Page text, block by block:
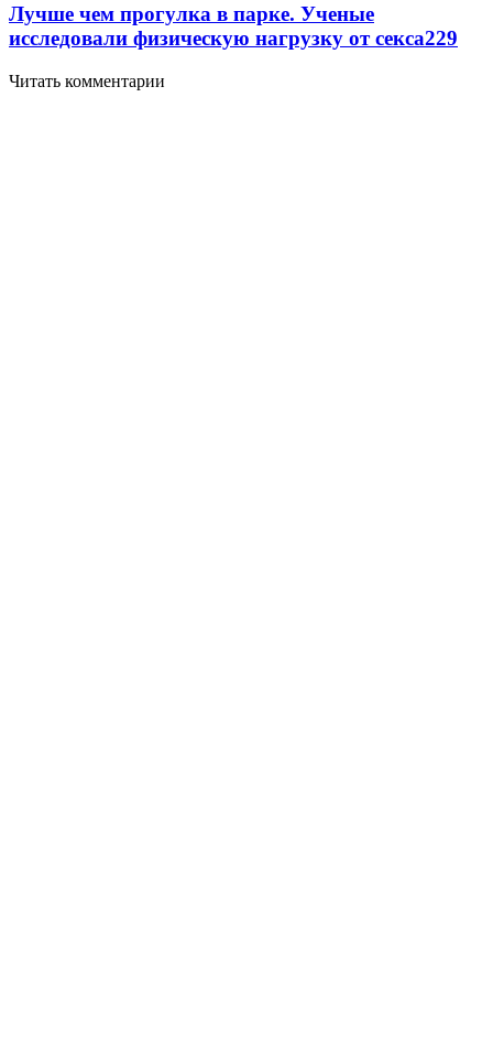
Лучше чем прогулка в парке. Ученые
исследовали физическую нагрузку от секса229
Читать комментарии